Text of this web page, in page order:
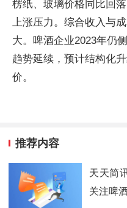
楞纸、玻璃价格同比回
上涨压力。综合收入与
大。啤酒企业2023年仍
趋势延续，预计结构化
价。
推荐内容
天天简
关注啤